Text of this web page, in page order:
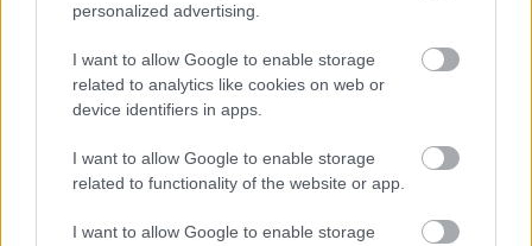
personalized advertising.
I want to allow Google to enable storage
related to analytics like cookies on web or
device identifiers in apps.
I want to allow Google to enable storage
related to functionality of the website or app.
I want to allow Google to enable storage
KÉZMŰVES MESTERSÉGEK TALÁLKOZÓJA A
MAROSVÁSÁRHELYI VÁRBAN